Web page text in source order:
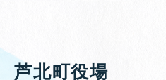
芦北町役場